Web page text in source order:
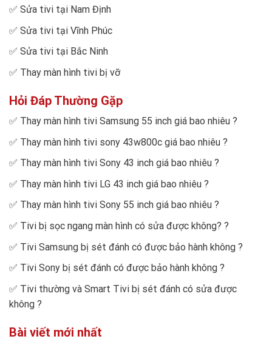
✅ Sửa tivi tại Nam Định
✅ Sửa tivi tại Vĩnh Phúc
✅ Sửa tivi tại Bắc Ninh
✅ Thay màn hình tivi bị vỡ
Hỏi Đáp Thường Gặp
✅ Thay màn hình tivi Samsung 55 inch giá bao nhiêu ?
✅ Thay màn hình tivi sony 43w800c giá bao nhiêu ?
✅ Thay màn hình tivi Sony 43 inch giá bao nhiêu ?
✅ Thay màn hình tivi LG 43 inch giá bao nhiêu ?
✅ Thay màn hình tivi Sony 55 inch giá bao nhiêu ?
✅ Tivi bị sọc ngang màn hình có sửa được không? ?
✅ Tivi Samsung bị sét đánh có được bảo hành không ?
✅ Tivi Sony bị sét đánh có được bảo hành không ?
✅ Tivi thường và Smart Tivi bị sét đánh có sửa được
không ?
Bài viết mới nhất